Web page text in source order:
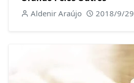
Aldenir Araújo 2018/9/29